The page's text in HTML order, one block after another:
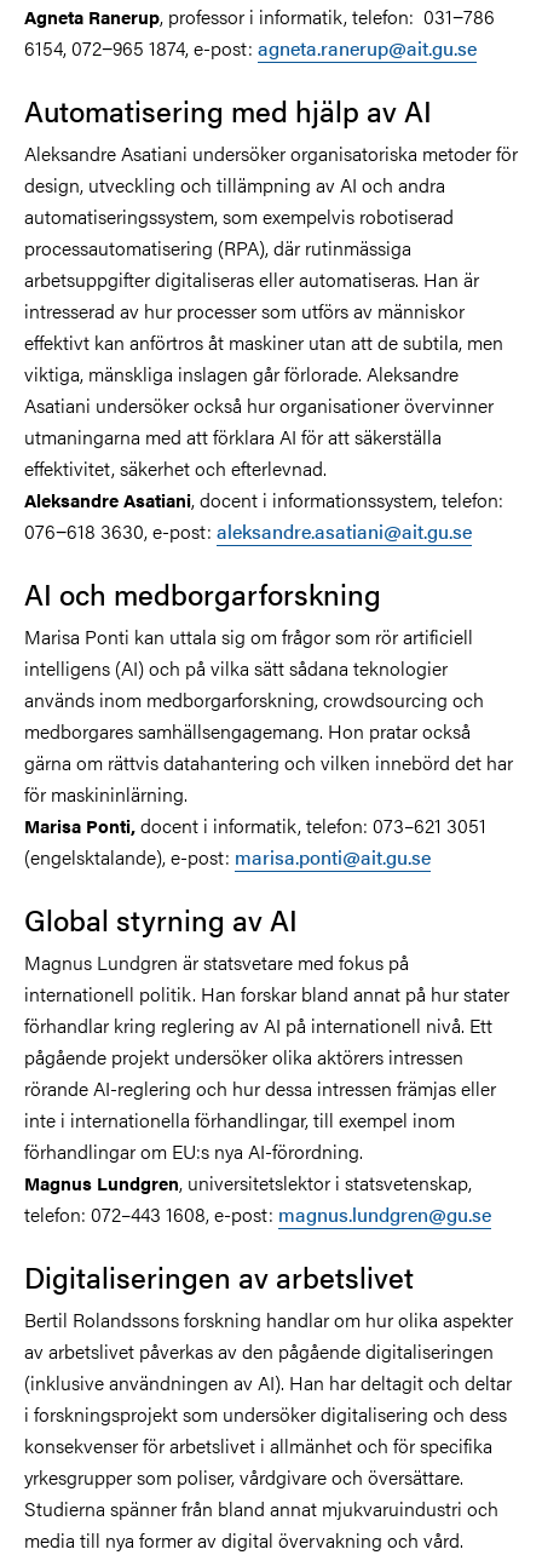
Agneta Ranerup, professor i informatik, telefon: 031−786
6154, 072−965 1874, e-post: agneta.ranerup@ait.gu.se
Automatisering med hjälp av AI
Aleksandre Asatiani undersöker organisatoriska metoder för
design, utveckling och tillämpning av AI och andra
automatiseringssystem, som exempelvis robotiserad
processautomatisering (RPA), där rutinmässiga
arbetsuppgifter digitaliseras eller automatiseras. Han är
intresserad av hur processer som utförs av människor
effektivt kan anförtros åt maskiner utan att de subtila, men
viktiga, mänskliga inslagen går förlorade. Aleksandre
Asatiani undersöker också hur organisationer övervinner
utmaningarna med att förklara AI för att säkerställa
effektivitet, säkerhet och efterlevnad.
Aleksandre Asatiani, docent i informationssystem, telefon:
076−618 3630, e-post: aleksandre.asatiani@ait.gu.se
AI och medborgarforskning
Marisa Ponti kan uttala sig om frågor som rör artificiell
intelligens (AI) och på vilka sätt sådana teknologier
används inom medborgarforskning, crowdsourcing och
medborgares samhällsengagemang. Hon pratar också
gärna om rättvis datahantering och vilken innebörd det har
för maskininlärning.
Marisa Ponti,docent i informatik, telefon: 073–621 3051
(engelsktalande), e-post: marisa.ponti@ait.gu.se
Global styrning av AI
Magnus Lundgren är statsvetare med fokus på
internationell politik. Han forskar bland annat på hur stater
förhandlar kring reglering av AI på internationell nivå. Ett
pågående projekt undersöker olika aktörers intressen
rörande AI-reglering och hur dessa intressen främjas eller
inte i internationella förhandlingar, till exempel inom
förhandlingar om EU:s nya AI-förordning.
Magnus Lundgren, universitetslektor i statsvetenskap,
telefon: 072–443 1608, e-post: magnus.lundgren@gu.se
Digitaliseringen av arbetslivet
Bertil Rolandssons forskning handlar om hur olika aspekter
av arbetslivet påverkas av den pågående digitaliseringen
(inklusive användningen av AI). Han har deltagit och deltar
i forskningsprojekt som undersöker digitalisering och dess
konsekvenser för arbetslivet i allmänhet och för specifika
yrkesgrupper som poliser, vårdgivare och översättare.
Studierna spänner från bland annat mjukvaruindustri och
media till nya former av digital övervakning och vård.